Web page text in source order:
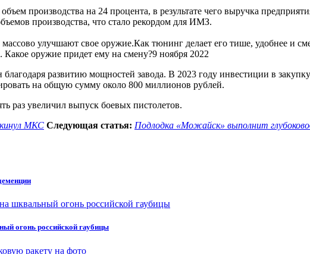
производства на 24 процента, в результате чего выручка
производства, что стало рекордом для ИМЗ.
улучшают свое оружие.Как тюнинг делает его тише, удобнее и
оружие придет ему на смену?9 ноября 2022
развитию мощностей завода. В 2023 году инвестиции в
на общую сумму около 800 миллионов рублей.
раз увеличил выпуск боевых пистолетов.
МКС Следующая статья: Подлодка «Можайск» выполнит
огонь российской гаубицы